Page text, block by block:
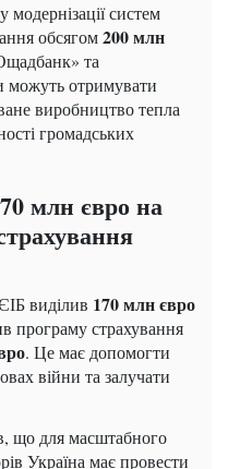
систем
обсягом200 млн
та
можуть отримувати
виробництво тепла
громадських
млн євро на
виділив 170 млн євро
програму страхування
. Це має допомогти
війни та залучати
що для масштабного
Україна має провести